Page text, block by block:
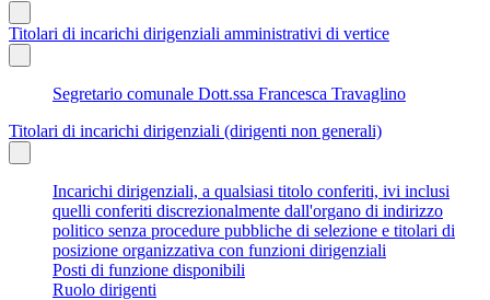
Titolari di incarichi dirigenziali amministrativi di vertice
Segretario comunale Dott.ssa Francesca Travaglino
Titolari di incarichi dirigenziali (dirigenti non generali)
Incarichi dirigenziali, a qualsiasi titolo conferiti, ivi inclusi
quelli conferiti discrezionalmente dall'organo di indirizzo
politico senza procedure pubbliche di selezione e titolari di
posizione organizzativa con funzioni dirigenziali
Posti di funzione disponibili
Ruolo dirigenti